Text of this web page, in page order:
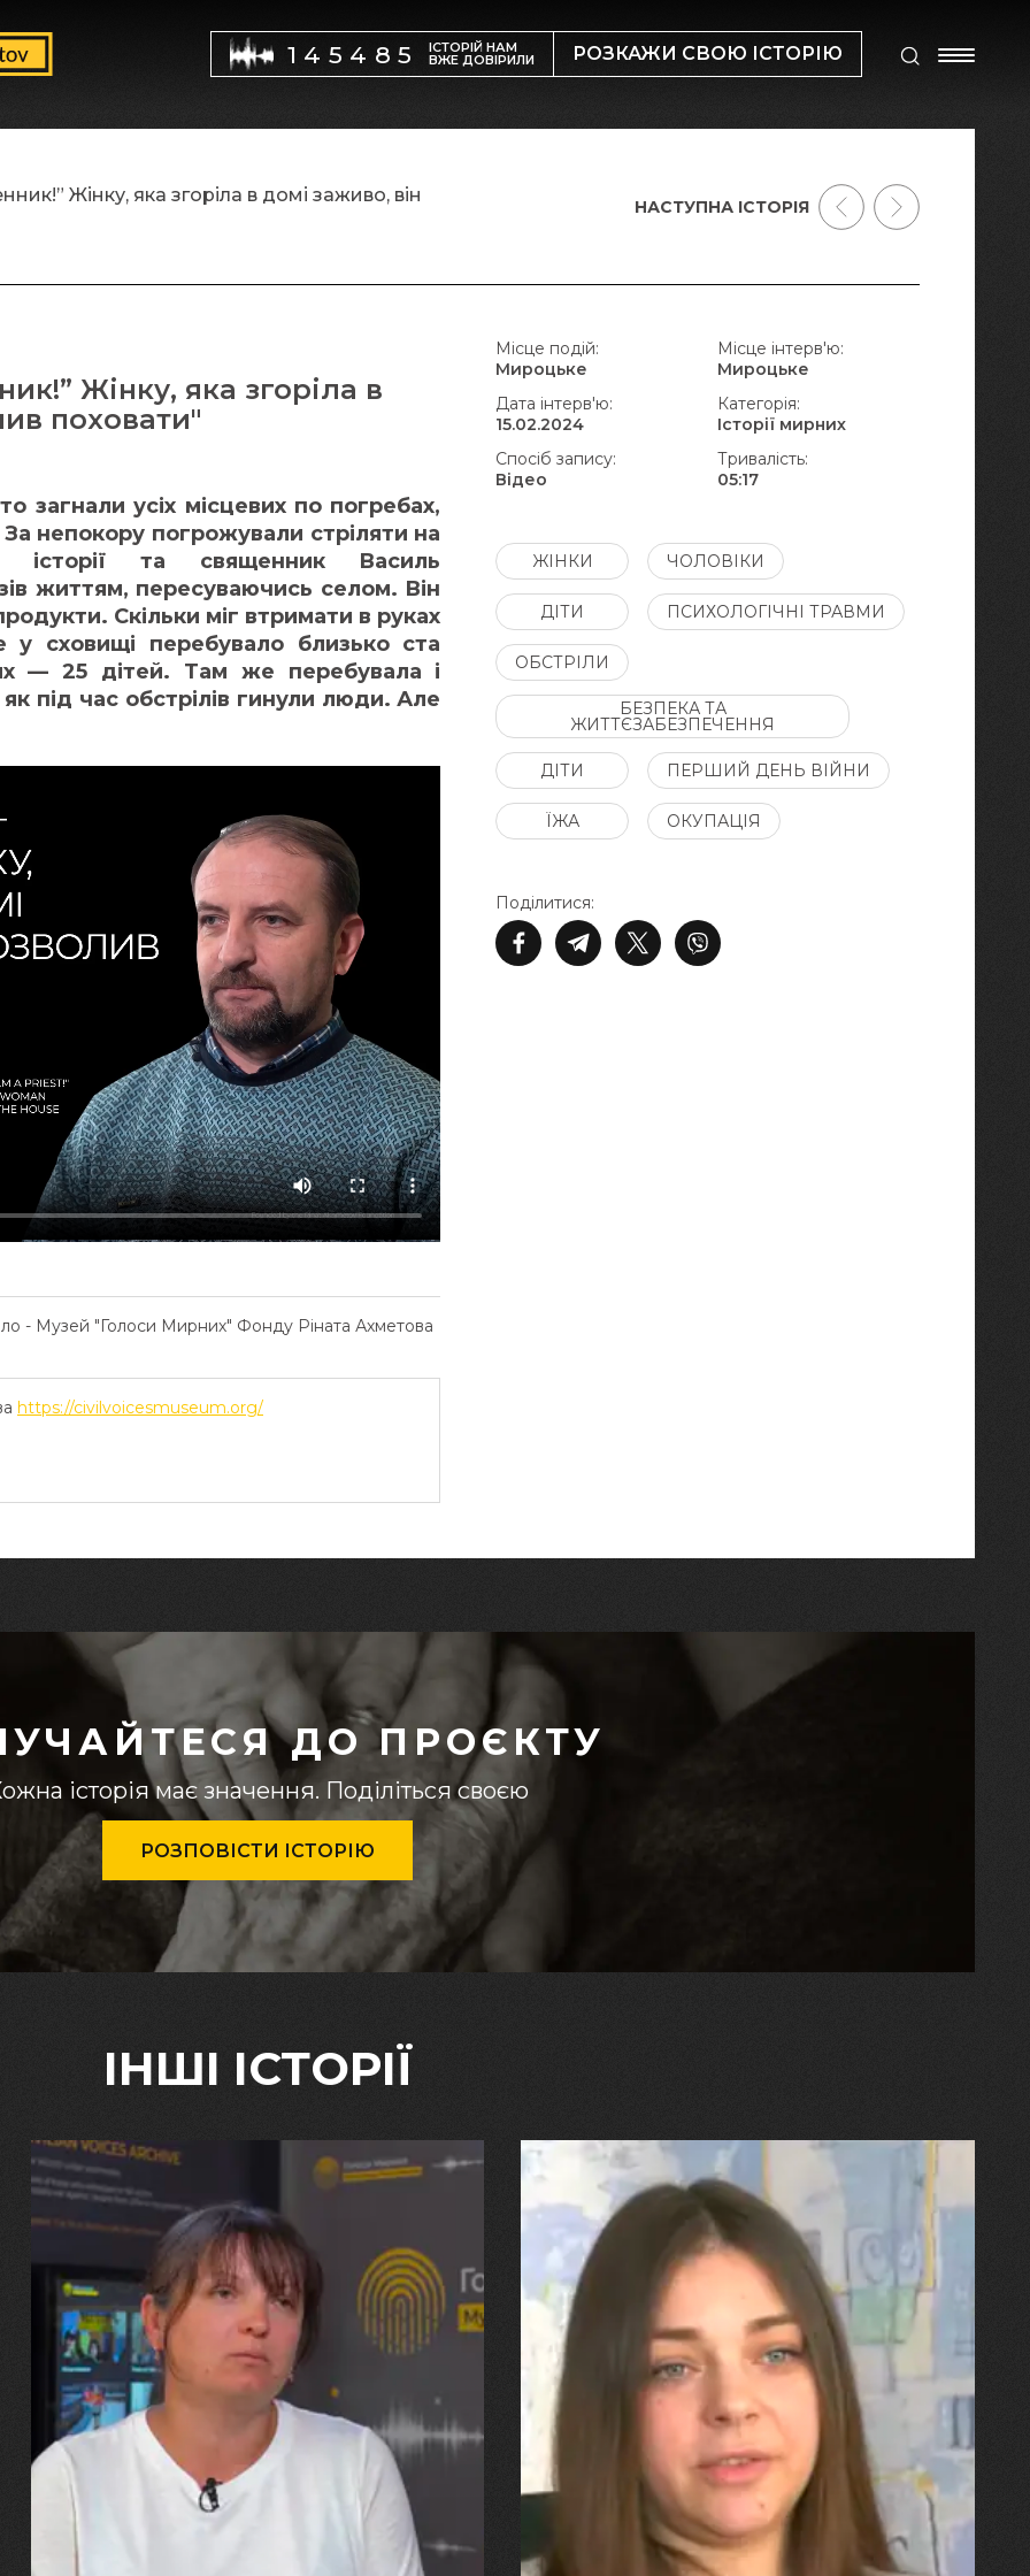
145485 ІСТОРІЙ НАМ
ВЖЕ ДОВІРИЛИ РОЗКАЖИ СВОЮ ІСТОРІЮ
Жінку, яка згоріла в
поховати"
загнали усіх місцевих по погребах,
непокору погрожували стріляти на
історії та священник Василь
життям, пересуваючись селом. Він
Скільки міг втримати в руках
сховищі перебувало близько ста
— 25 дітей. Там же перебувала і
під час обстрілів гинули люди. Але
- Музей "Голоси Мирних" Фонду Ріната Ахметова
https://civilvoicesmuseum.org/
Жінку, яка згоріла в домі заживо, він
Поділитися:
Місце подій:
Мироцьке
Місце інтерв'ю:
Мироцьке
Дата інтерв'ю:
15.02.2024
Категорія:
Історії мирних
Спосіб запису:
Відео
Тривалість:
05:17
ЖІНКИ ЧОЛОВІКИ
ДІТИ ПСИХОЛОГІЧНІ ТРАВМИ
ОБСТРІЛИ
БЕЗПЕКА ТА
ЖИТТЄЗАБЕЗПЕЧЕННЯ
ДІТИ ПЕРШИЙ ДЕНЬ ВІЙНИ
ЇЖА ОКУПАЦІЯ
НАСТУПНА ІСТОРІЯ
ДО ПРОЄКТУ
історія має значення. Поділіться своєю
РОЗПОВІСТИ ІСТОРІЮ
ІНШІ ІСТОРІЇ
29.07.2026
Марина, Ваїд та Аміна Харченко
"Попри всі втрати, ми не
зламалися: тепер я бачу
свого вбитого чоловіка у
27.07.2026
"Я перенесла 11 операцій, та
плакала від фантомного
болю. Але маленька донька